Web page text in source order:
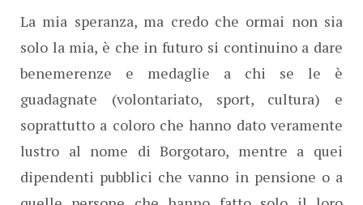
La mia speranza, ma credo che ormai non sia
solo la mia, è che in futuro si continuino a dare
benemerenze e medaglie a chi se le è
guadagnate (volontariato, sport, cultura) e
soprattutto a coloro che hanno dato veramente
lustro al nome di Borgotaro, mentre a quei
dipendenti pubblici che vanno in pensione o a